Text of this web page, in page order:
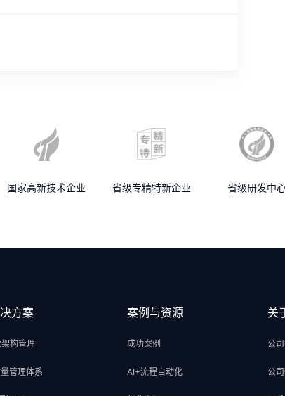
国家高新技术企业 省级专精特新企业 省级研发中
方案
构管理
管理体系
案例与资源
成功案例
AI+流程自动化
关
公
公